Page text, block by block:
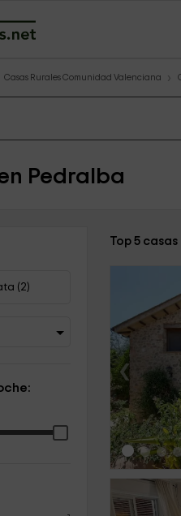
Casas Rurales Comunidad Valenciana
Pedralba
(2)
Top 5
‹